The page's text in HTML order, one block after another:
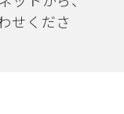
せくださ